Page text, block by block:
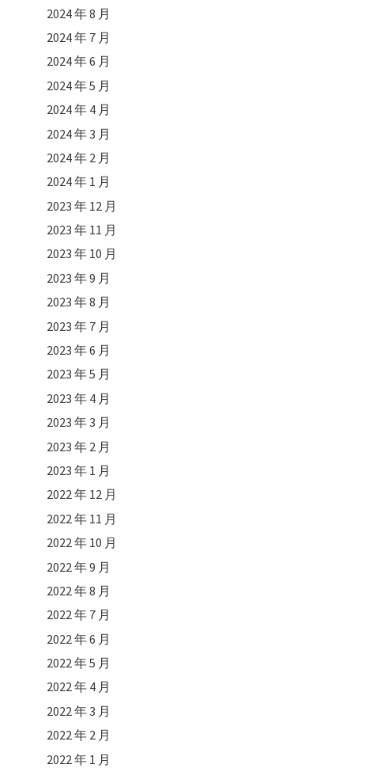
2024 年 8 月
2024 年 7 月
2024 年 6 月
2024 年 5 月
2024 年 4 月
2024 年 3 月
2024 年 2 月
2024 年 1 月
2023 年 12 月
2023 年 11 月
2023 年 10 月
2023 年 9 月
2023 年 8 月
2023 年 7 月
2023 年 6 月
2023 年 5 月
2023 年 4 月
2023 年 3 月
2023 年 2 月
2023 年 1 月
2022 年 12 月
2022 年 11 月
2022 年 10 月
2022 年 9 月
2022 年 8 月
2022 年 7 月
2022 年 6 月
2022 年 5 月
2022 年 4 月
2022 年 3 月
2022 年 2 月
2022 年 1 月